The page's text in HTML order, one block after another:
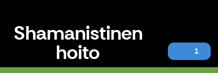
Shamanistinen
hoito 1
Shamanistinen hoito